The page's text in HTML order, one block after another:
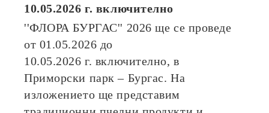
10.05.2026 г. включително
''ФЛОРА БУРГАС'' 2026ще се проведе
от 01.05.2026 до
10.05.2026 г. включително, в
Приморски парк – Бургас. На
изложението ще представим